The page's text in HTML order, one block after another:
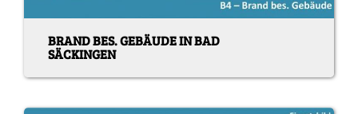
BRAND BES. GEBÄUDE IN BAD
SÄCKINGEN